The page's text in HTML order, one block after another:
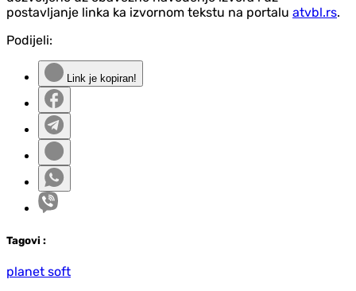
postavljanje linka ka izvornom tekstu na portalu atvbl.rs.
Podijeli:
Link je kopiran!
Tagovi :
planet soft